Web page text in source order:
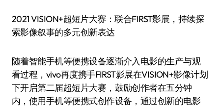
2021 VISION+超短片大赛：联合FIRST影展，持续探
索影像叙事的多元创新表达
随着智能手机等便携设备逐渐介入电影的生产与观
看过程，vivo再度携手FIRST影展在VISION+影像计划
下开启第二届超短片大赛，鼓励创作者在五分钟
内，使用手机等便携式创作设备，通过创新的电影